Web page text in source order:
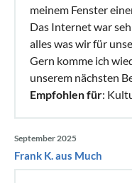
meinem Fenster
Das Internet war
alles was wir für
Gern komme ich
unserem nächsten
Empfohlen für:
September 2025
Frank K. aus Much